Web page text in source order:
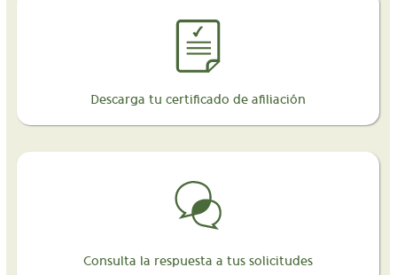
Descarga tu certificado de afiliación
Consulta la respuesta a tus solicitudes